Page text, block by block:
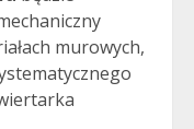
murowych,